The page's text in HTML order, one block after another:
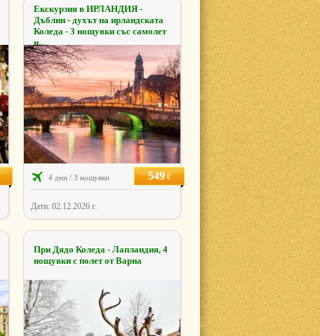
Екскурзия в ИРЛАНДИЯ -
Дъблин - духът на ирландската
Коледа - 3 нощувки със самолет
и...
4 дни / 3 нощувки 549€
Дати: 02.12.2026 г.
При Дядо Коледа - Лапландия, 4
нощувки с полет от Варна